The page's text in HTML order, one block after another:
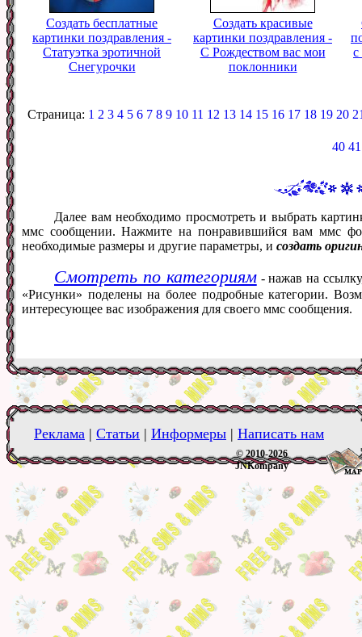
Создать бесплатные
картинки поздравления -
Статуэтка эротичной
Снегурочки
Создать красивые
картинки поздравления -
С Рождеством вас мои
поклонники
с
Страница: 1 2 3 4 5 6 7 8 9 10 11 12 13 14 15 16 17 18 19 20
40 41
Далее вам необходимо просмотреть и выбрать
ммс сообщении. Нажмите на понравившийся вам ммс
необходимые размеры и другие параметры, и создать
Смотреть по категориям- нажав на
«Рисунки» поделены на более подробные категории.
интересующее вас изображения для своего ммс сообщения.
Реклама | Статьи | Информеры | Написать нам
© 2010-2026
JNKompany